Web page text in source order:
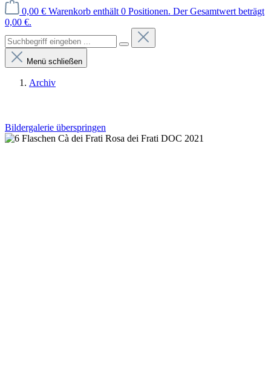
0,00 € Warenkorb enthält 0 Positionen. Der Gesamtwert beträgt
0,00 €.
Menü schließen
Archiv
Bildergalerie überspringen